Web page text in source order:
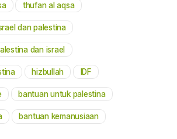
thufan al aqsa
dan palestina
dan israel
hizbullah IDF
bantuan untuk palestina
bantuan kemanusiaan